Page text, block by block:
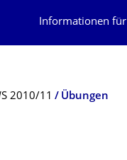
Informationen für
2010/11 Übungen